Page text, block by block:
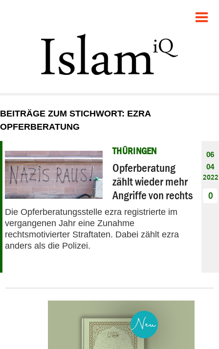
GESELLSCHAFT
STARTSEITE
PANORAMA
BEITRÄGE ZUM STICHWORT: EZRA
OPFERBERATUNG
THÜRINGEN
Opferberatung
zählt wieder mehr
Angriffe von rechts
Die Opferberatungsstelle ezra registrierte im
vergangenen Jahr eine Zunahme
rechtsmotivierter Straftaten. Dabei zählt ezra
anders als die Polizei.
06
04
2022
0